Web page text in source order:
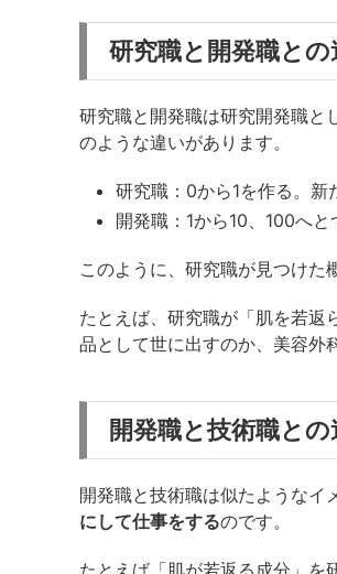
研究職と開発職との
研究職と開発職は研究開発職と
のような違いがあります。
研究職：0から1を作る。新
開発職：1から10、100へ
このように、研究職が見つけた
たとえば、研究職が「肌を若返
品として世に出すのか、美容外
開発職と技術職との
開発職と技術職は似たようなイ
にして仕事をするのです。